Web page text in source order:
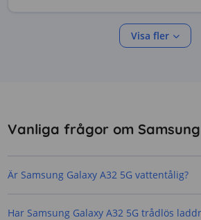
Visa fler
Vanliga frågor om Samsung
Är Samsung Galaxy A32 5G vattentålig?
Har Samsung Galaxy A32 5G trådlös